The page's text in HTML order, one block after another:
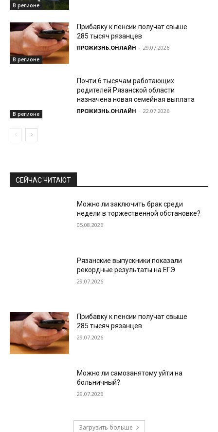
В регионе
В регионе
Прибавку к пенсии получат свыше
285 тысяч рязанцев
ПРОЖИЗНЬ.ОНЛАЙН - 29.07.2026
В регионе
Почти 6 тысячам работающих
родителей Рязанской области
назначена новая семейная выплата
ПРОЖИЗНЬ.ОНЛАЙН - 22.07.2026
СЕЙЧАС ЧИТАЮТ
Можно ли заключить брак среди
недели в торжественной обстановке?
05.08.2026
Рязанские выпускники показали
рекордные результаты на ЕГЭ
29.07.2026
Прибавку к пенсии получат свыше
285 тысяч рязанцев
29.07.2026
Можно ли самозанятому уйти на
больничный?
29.07.2026
Загрузить больше